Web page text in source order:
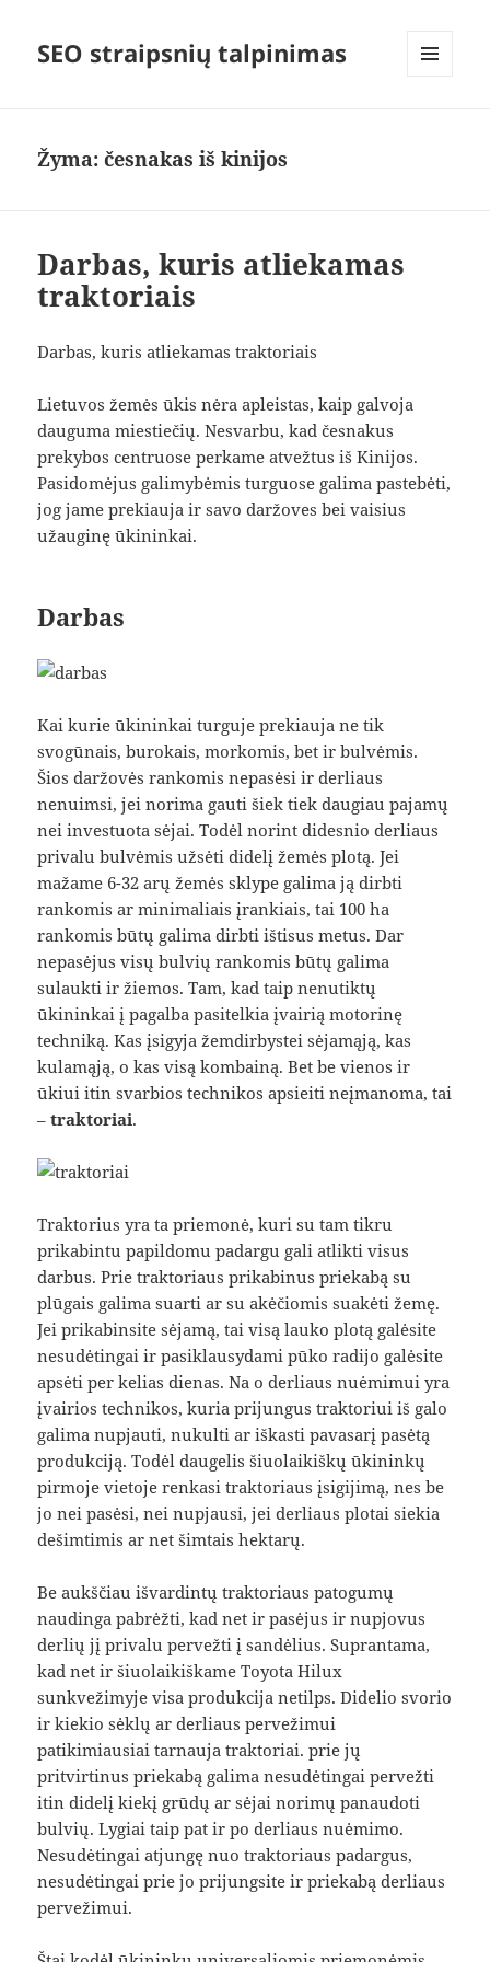
SEO straipsnių talpinimas
Žyma:česnakas iš kinijos
Darbas, kuris atliekamas
traktoriais
Darbas, kuris atliekamas traktoriais
Lietuvos žemės ūkis nėra apleistas, kaip galvoja
dauguma miestiečių. Nesvarbu, kad česnakus
prekybos centruose perkame atvežtus iš Kinijos.
Pasidomėjus galimybėmis turguose galima pastebėti,
jog jame prekiauja ir savo daržoves bei vaisius
užauginę ūkininkai.
Darbas
Kai kurie ūkininkai turguje prekiauja ne tik
svogūnais, burokais, morkomis, bet ir bulvėmis.
Šios daržovės rankomis nepasėsi ir derliaus
nenuimsi, jei norima gauti šiek tiek daugiau pajamų
nei investuota sėjai. Todėl norint didesnio derliaus
privalu bulvėmis užsėti didelį žemės plotą. Jei
mažame 6-32 arų žemės sklype galima ją dirbti
rankomis ar minimaliais įrankiais, tai 100 ha
rankomis būtų galima dirbti ištisus metus. Dar
nepasėjus visų bulvių rankomis būtų galima
sulaukti ir žiemos. Tam, kad taip nenutiktų
ūkininkai į pagalba pasitelkia įvairią motorinę
techniką. Kas įsigyja žemdirbystei sėjamąją, kas
kulamąją, o kas visą kombainą. Bet be vienos ir
ūkiui itin svarbios technikos apsieiti neįmanoma, tai
–traktoriai.
Traktorius yra ta priemonė, kuri su tam tikru
prikabintu papildomu padargu gali atlikti visus
darbus. Prie traktoriaus prikabinus priekabą su
plūgais galima suarti ar su akėčiomis suakėti žemę.
Jei prikabinsite sėjamą, tai visą lauko plotą galėsite
nesudėtingai ir pasiklausydami pūko radijo galėsite
apsėti per kelias dienas. Na o derliaus nuėmimui yra
įvairios technikos, kuria prijungus traktoriui iš galo
galima nupjauti, nukulti ar iškasti pavasarį pasėtą
produkciją. Todėl daugelis šiuolaikiškų ūkininkų
pirmoje vietoje renkasi traktoriaus įsigijimą, nes be
jo nei pasėsi, nei nupjausi, jei derliaus plotai siekia
dešimtimis ar net šimtais hektarų.
Be aukščiau išvardintų traktoriaus patogumų
naudinga pabrėžti, kad net ir pasėjus ir nupjovus
derlių jį privalu pervežti į sandėlius. Suprantama,
kad net ir šiuolaikiškame Toyota Hilux
sunkvežimyje visa produkcija netilps. Didelio svorio
ir kiekio sėklų ar derliaus pervežimui
patikimiausiai tarnauja traktoriai. prie jų
pritvirtinus priekabą galima nesudėtingai pervežti
itin didelį kiekį grūdų ar sėjai norimų panaudoti
bulvių. Lygiai taip pat ir po derliaus nuėmimo.
Nesudėtingai atjungę nuo traktoriaus padargus,
nesudėtingai prie jo prijungsite ir priekabą derliaus
pervežimui.